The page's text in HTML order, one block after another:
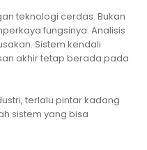
teknologi cerdas. Bukan
fungsinya. Analisis
Sistem kendali
akhir tetap berada pada
terlalu pintar kadang
sistem yang bisa